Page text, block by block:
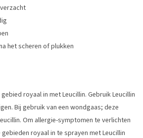
het scheren of plukken
royaal in met Leucillin. Gebruik Leucillin
Bij gebruik van een wondgaas; deze
Om allergie-symptomen te verlichten
royaal in te sprayen met Leucillin